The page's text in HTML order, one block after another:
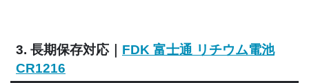
3. 長期保存対応｜ FDK 富士通 リチウム電池
CR1216